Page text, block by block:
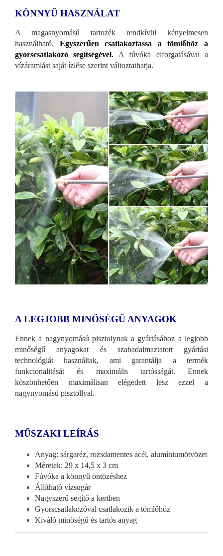
KÖNNYŰ HASZNÁLAT
A magasnyomású tartozék rendkívül kényelmesen
használható. Egyszerűen csatlakoztassa a tömlőhöz a
gyorscsatlakozó segítségével. A fúvóka elforgatásával a
vízáramlást saját ízlése szerint változtathatja.
A LEGJOBB MINŐSÉGŰ ANYAGOK
Ennek a nagynyomású pisztolynak a gyártásához a legjobb
minőségű anyagokat és szabadalmaztatott gyártási
technológiát használtak, ami garantálja a termék
funkcionalitását és maximális tartósságát. Ennek
köszönhetően maximálisan elégedett lesz ezzel a
nagynyomású pisztollyal.
MŰSZAKI LEÍRÁS
Anyag: sárgaréz, rozsdamentes acél, alumíniumötvözet
Méretek: 29 x 14,5 x 3 cm
Fúvóka a könnyű öntözéshez
Állítható vízsugár
Nagyszerű segítő a kertben
Gyorscsatlakozóval csatlakozik a tömlőhöz
Kiváló minőségű és tartós anyag